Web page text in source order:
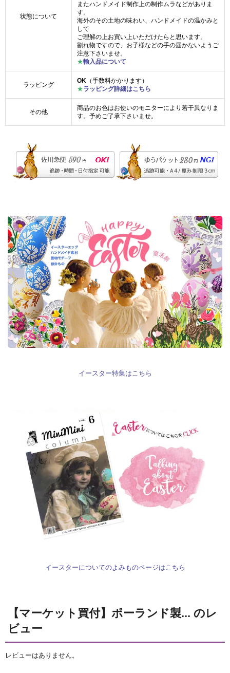
状態について
またハンドメイド制作上の制作ムラなどがありま
す。
海外のその土地の味わい、ハンドメイドの温かみと
して
ご理解の上お買い上いただけたらと思います。
割れ物ですので、お子様などの手の届かないようご
注意下さいませ。
★輸入品について
ラッピング
OK （手数料かかります）
★ラッピング詳細はこちら
その他
商品のお色はお使いのモニターにより若干異なりま
す。予めご了承下さいませ。
イースター特集はこちら
イースターについてのよみものページはこちら
【マーケット買付】ポーランド製... のレ
ビュー
レビューはありません。